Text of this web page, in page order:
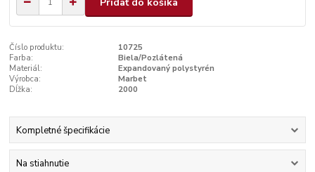
Číslo produktu:
10725
Farba:
Biela/Pozlátená
Materiál:
Expandovaný polystyrén
Výrobca:
Marbet
Dĺžka:
2000
Kompletné špecifikácie
Na stiahnutie